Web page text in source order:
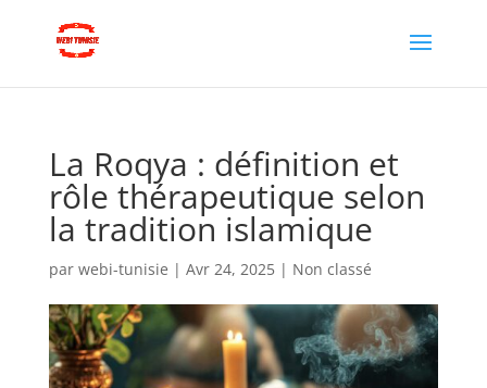
La Roqya : définition et
rôle thérapeutique selon
la tradition islamique
par webi-tunisie | Avr 24, 2025| Non classé